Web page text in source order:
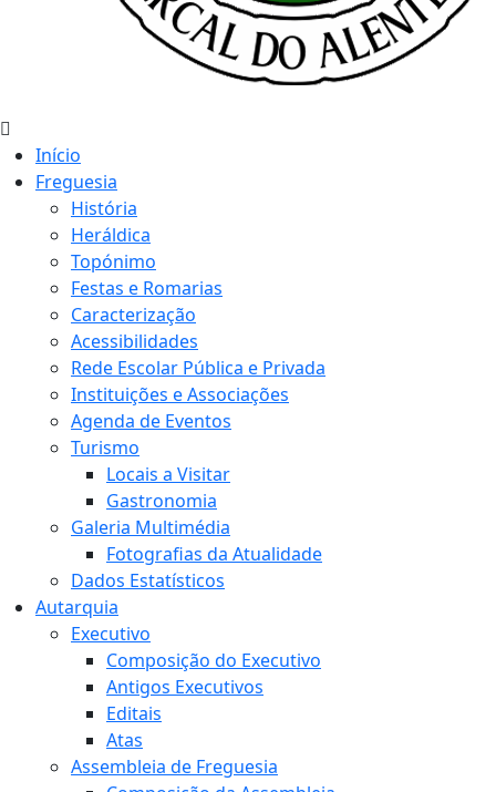
Início
Freguesia
História
Heráldica
Topónimo
Festas e Romarias
Caracterização
Acessibilidades
Rede Escolar Pública e Privada
Instituições e Associações
Agenda de Eventos
Turismo
Locais a Visitar
Gastronomia
Galeria Multimédia
Fotografias da Atualidade
Dados Estatísticos
Autarquia
Executivo
Composição do Executivo
Antigos Executivos
Editais
Atas
Assembleia de Freguesia